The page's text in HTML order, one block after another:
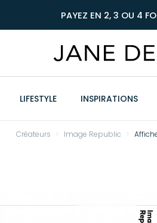
PAYEZ EN 2, 3 OU 4
LIFESTYLE INSPIRATIONS
Créateurs Image Republic